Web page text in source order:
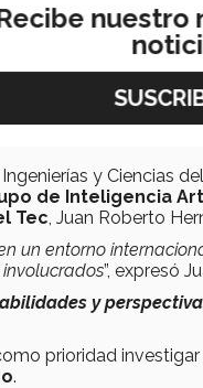
de
investigación
de
y Ciencias
de Inteligencia
Tec , Juan Roberto
un entorno
”, expresó
y
prioridad
.